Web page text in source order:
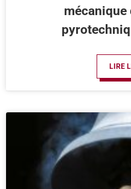
mécanique
LIRE